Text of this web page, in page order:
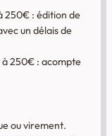
250€ : édition de
un délais de
à 250€ : acompte
ou virement.